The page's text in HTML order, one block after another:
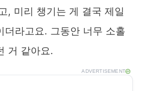
, 미리 챙기는 게 결국 제일
더라고요. 그동안 너무 소홀
거 같아요.
ADVERTISEMENT